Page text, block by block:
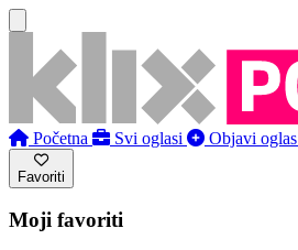
Početna Svi oglasi Objavi oglas
Favoriti
Moji favoriti